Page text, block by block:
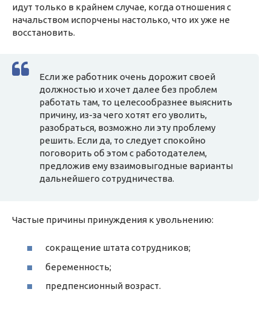
идут только в крайнем случае, когда отношения с
начальством испорчены настолько, что их уже не
восстановить.
Если же работник очень дорожит своей
должностью и хочет далее без проблем
работать там, то целесообразнее выяснить
причину, из-за чего хотят его уволить,
разобраться, возможно ли эту проблему
решить. Если да, то следует спокойно
поговорить об этом с работодателем,
предложив ему взаимовыгодные варианты
дальнейшего сотрудничества.
Частые причины принуждения к увольнению:
сокращение штата сотрудников;
беременность;
предпенсионный возраст.